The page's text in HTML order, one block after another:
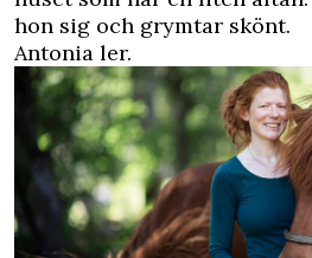
hon sig och grymtar skönt.
Antonia ler.